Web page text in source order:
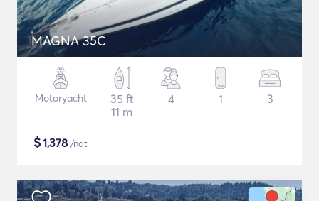
MAGNA 35C
Motoryacht
35 ft
11 m
4 1 3
$1,378 /nat